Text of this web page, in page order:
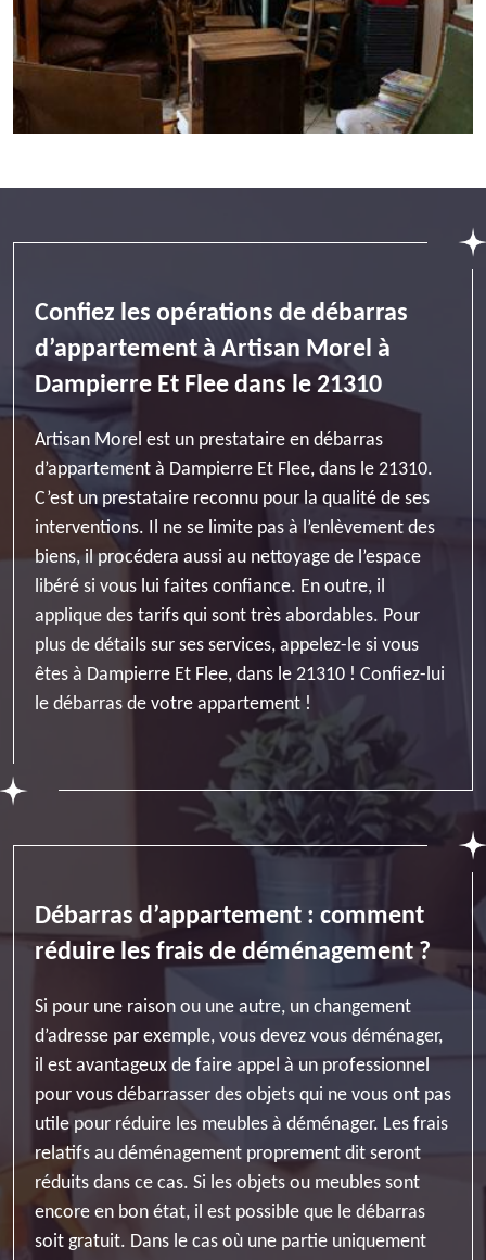
Confiez les opérations de débarras
d’appartement à Artisan Morel à
Dampierre Et Flee dans le 21310
Artisan Morel est un prestataire en débarras
d’appartement à Dampierre Et Flee, dans le 21310.
C’est un prestataire reconnu pour la qualité de ses
interventions. Il ne se limite pas à l’enlèvement des
biens, il procédera aussi au nettoyage de l’espace
libéré si vous lui faites confiance. En outre, il
applique des tarifs qui sont très abordables. Pour
plus de détails sur ses services, appelez-le si vous
êtes à Dampierre Et Flee, dans le 21310 ! Confiez-lui
le débarras de votre appartement !
Débarras d’appartement : comment
réduire les frais de déménagement ?
Si pour une raison ou une autre, un changement
d’adresse par exemple, vous devez vous déménager,
il est avantageux de faire appel à un professionnel
pour vous débarrasser des objets qui ne vous ont pas
utile pour réduire les meubles à déménager. Les frais
relatifs au déménagement proprement dit seront
réduits dans ce cas. Si les objets ou meubles sont
encore en bon état, il est possible que le débarras
soit gratuit. Dans le cas où une partie uniquement